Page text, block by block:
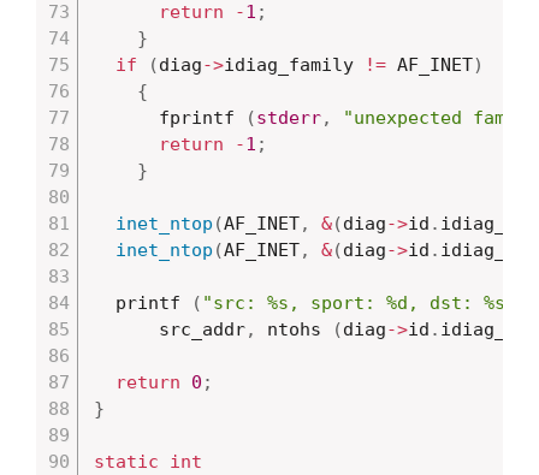
return
-1 ;
}
if
(diag->idiag_family != AF_INET)
{
      fprintf
(stderr,
"unexpected
return
-1 ;
}
inet_ntop (AF_INET, &(diag->id . idiag_src
inet_ntop (AF_INET, &(diag->id . idiag_dst
  printf
( "src: %s, sport: %d, dst: %s,
	  src_addr
, ntohs (diag->id .
return 0 ;
}
static
int